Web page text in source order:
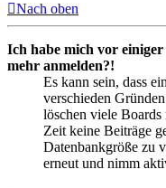
Nach oben
Ich habe mich vor
mehr anmelden?!
Es kann sein, dass
verschieden
löschen viele
Zeit keine Beiträge
Datenbankgröße zu
erneut und nimm